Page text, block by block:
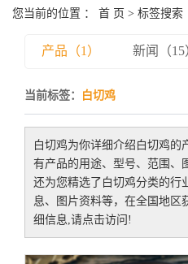
您当前的位置 ： 首 页 > 标签搜索
产品（1） 新闻（15
当前标签： 白切鸡
白切鸡为你详细介绍 白切鸡的
有产品的用途、型号、范围、
还为您精选了 白切鸡分类的行
息、图片资料等，在全国地区
细信息,请点击访问!